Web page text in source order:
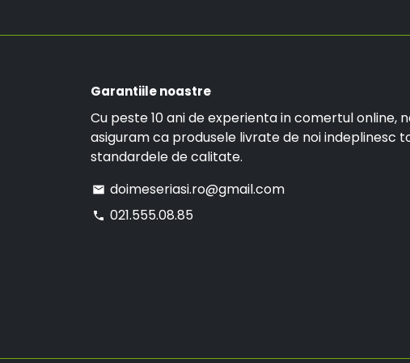
Garantiile noastre
Cu peste 10 ani de experienta in comertul online,
asiguram ca produsele livrate de noi indeplinesc
standardele de calitate.
email doimeseriasi.ro@gmail.com
phone 021.555.08.85